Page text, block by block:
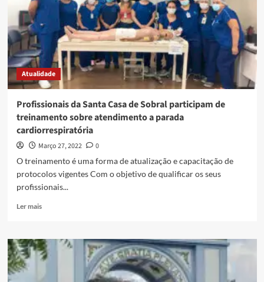
Atualidade
Profissionais da Santa Casa de Sobral participam de
treinamento sobre atendimento a parada
cardiorrespiratória
Março 27, 2022
0
O treinamento é uma forma de atualização e capacitação de
protocolos vigentes Com o objetivo de qualificar os seus
profissionais...
Ler mais